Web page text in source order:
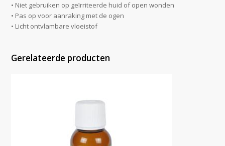
• Niet gebruiken op geïrriteerde huid of open wonden
• Pas op voor aanraking met de ogen
• Licht ontvlambare vloeistof
Gerelateerde producten